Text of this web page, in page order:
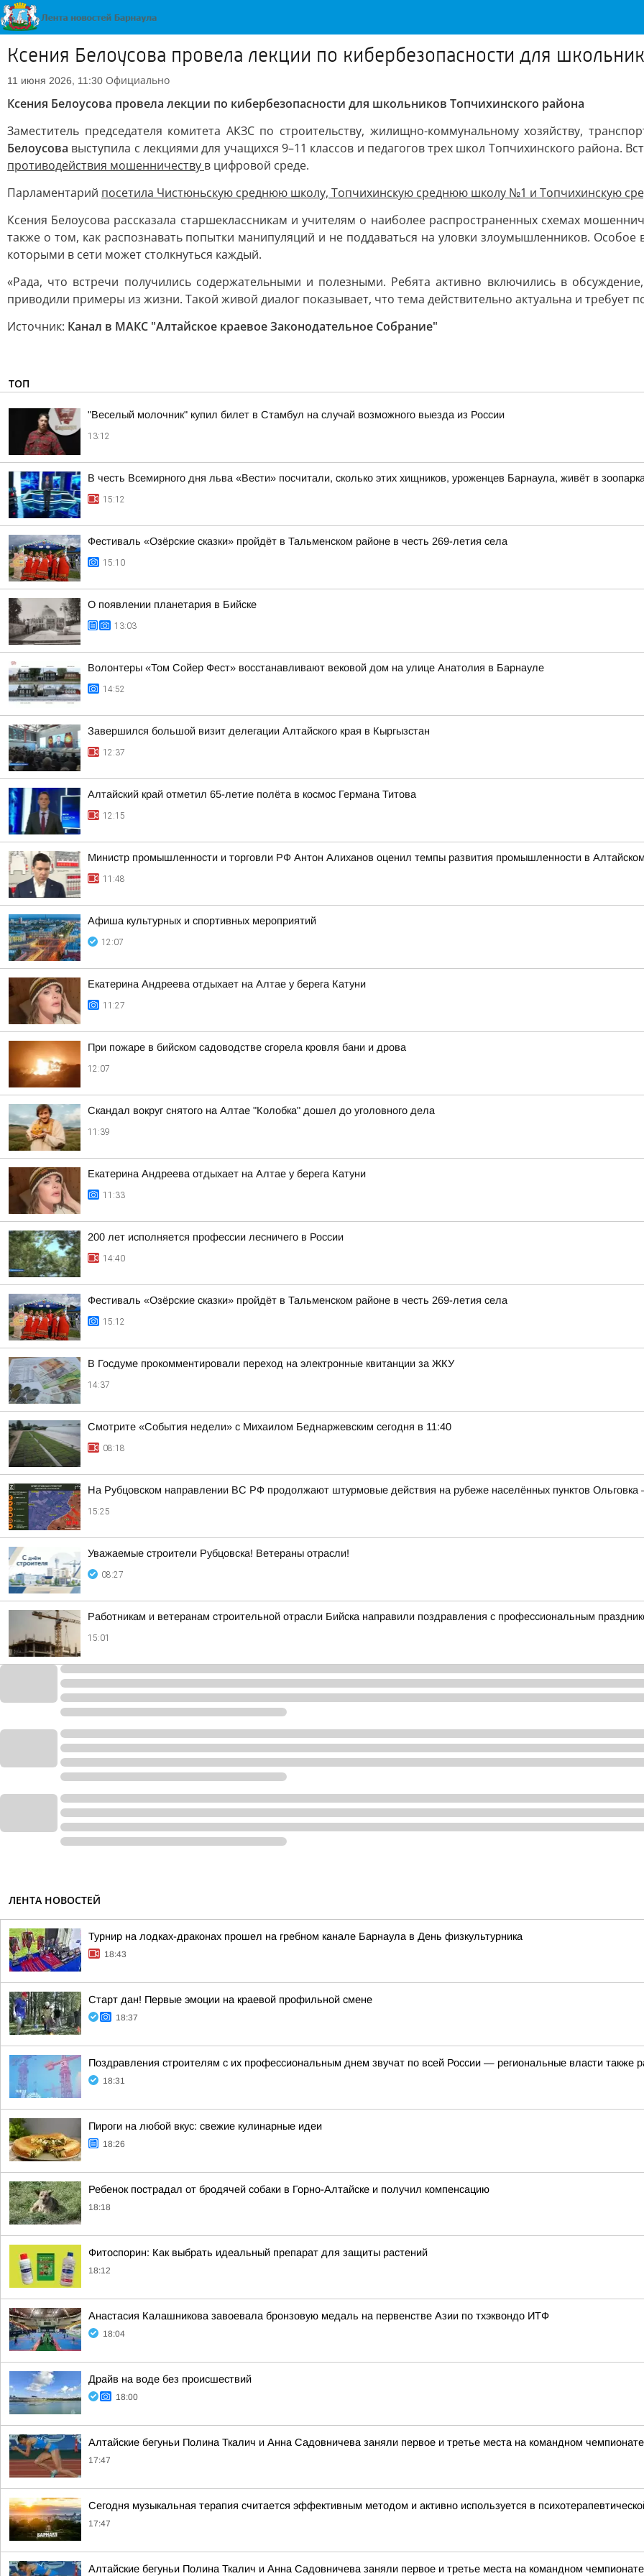
Ксения Белоусова провела лекции по кибербезопасности для
11 июня 2026, 11:30 Официально
Ксения Белоусова провела лекции по кибербезопасности для школьников Топчихинского района
Заместитель председателя комитета АКЗС по строительству, жилищно-коммунальному хозяйству,
Белоусова выступила с лекциями для учащихся 9–11 классов и педагогов трех школ Топчихинского района.
противодействия мошенничеству в цифровой среде.
Парламентарий посетила Чистюньскую среднюю школу, Топчихинскую среднюю школу №1 и Топчихинскую
Ксения Белоусова рассказала старшеклассникам и учителям о наиболее распространенных схемах
также о том, как распознавать попытки манипуляций и не поддаваться на уловки злоумышленников. Особое
которыми в сети может столкнуться каждый.
«Рада, что встречи получились содержательными и полезными. Ребята активно включились в
приводили примеры из жизни. Такой живой диалог показывает, что тема действительно актуальна и требует
Источник: Канал в МАКС "Алтайское краевое Законодательное Собрание"
ТОП
"Веселый молочник" купил билет в Стамбул на случай возможного выезда из России
13:12
В честь Всемирного дня льва «Вести» посчитали, сколько этих хищников, уроженцев Барнаула, живёт в
15:12
Фестиваль «Озёрские сказки» пройдёт в Тальменском районе в честь 269-летия села
15:10
О появлении планетария в Бийске
13:03
Волонтеры «Том Сойер Фест» восстанавливают вековой дом на улице Анатолия в Барнауле
14:52
Завершился большой визит делегации Алтайского края в Кыргызстан
12:37
Алтайский край отметил 65-летие полёта в космос Германа Титова
12:15
Министр промышленности и торговли РФ Антон Алиханов оценил темпы развития промышленности в
11:48
Афиша культурных и спортивных мероприятий
12:07
Екатерина Андреева отдыхает на Алтае у берега Катуни
11:27
При пожаре в бийском садоводстве сгорела кровля бани и дрова
12:07
Скандал вокруг снятого на Алтае "Колобка" дошел до уголовного дела
11:39
Екатерина Андреева отдыхает на Алтае у берега Катуни
11:33
200 лет исполняется профессии лесничего в России
14:40
Фестиваль «Озёрские сказки» пройдёт в Тальменском районе в честь 269-летия села
15:12
В Госдуме прокомментировали переход на электронные квитанции за ЖКУ
14:37
Смотрите «События недели» с Михаилом Беднаржевским сегодня в 11:40
08:18
На Рубцовском направлении ВС РФ продолжают штурмовые действия на рубеже населённых пунктов
15:25
Уважаемые строители Рубцовска! Ветераны отрасли!
08:27
Работникам и ветеранам строительной отрасли Бийска направили поздравления с профессиональным
15:01
ЛЕНТА НОВОСТЕЙ
Турнир на лодках-драконах прошел на гребном канале Барнаула в День физкультурника
18:43
Старт дан! Первые эмоции на краевой профильной смене
18:37
Поздравления строителям с их профессиональным днем звучат по всей России — региональные власти также
18:31
Пироги на любой вкус: свежие кулинарные идеи
18:26
Ребенок пострадал от бродячей собаки в Горно-Алтайске и получил компенсацию
18:18
Фитоспорин: Как выбрать идеальный препарат для защиты растений
18:12
Анастасия Калашникова завоевала бронзовую медаль на первенстве Азии по тхэквондо ИТФ
18:04
Драйв на воде без происшествий
18:00
Алтайские бегуньи Полина Ткалич и Анна Садовничева заняли первое и третье места на командном
17:47
Сегодня музыкальная терапия считается эффективным методом и активно используется в
17:47
Алтайские бегуньи Полина Ткалич и Анна Садовничева заняли первое и третье места на командном